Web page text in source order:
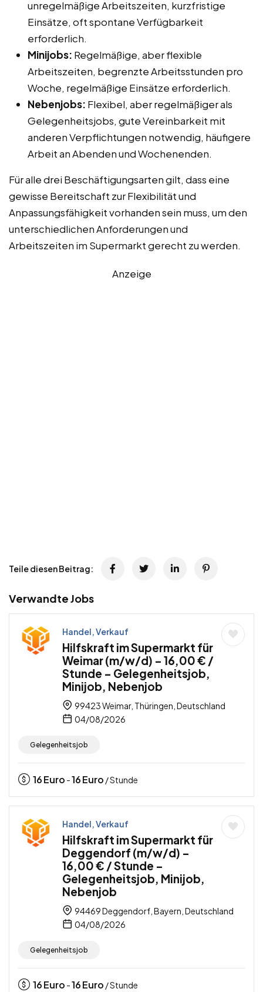
unregelmäßige Arbeitszeiten, kurzfristige
Einsätze, oft spontane Verfügbarkeit
erforderlich.
Minijobs: Regelmäßige, aber flexible
Arbeitszeiten, begrenzte Arbeitsstunden pro
Woche, regelmäßige Einsätze erforderlich.
Nebenjobs: Flexibel, aber regelmäßiger als
Gelegenheitsjobs, gute Vereinbarkeit mit
anderen Verpflichtungen notwendig, häufigere
Arbeit an Abenden und Wochenenden.
Für alle drei Beschäftigungsarten gilt, dass eine
gewisse Bereitschaft zur Flexibilität und
Anpassungsfähigkeit vorhanden sein muss, um den
unterschiedlichen Anforderungen und
Arbeitszeiten im Supermarkt gerecht zu werden.
Anzeige
Teile diesen Beitrag:
Verwandte Jobs
Handel, Verkauf
Hilfskraft im Supermarkt für
Weimar (m/w/d) – 16,00 € /
Stunde – Gelegenheitsjob,
Minijob, Nebenjob
99423 Weimar, Thüringen, Deutschland
04/08/2026
Gelegenheitsjob
16Euro -16Euro / Stunde
Handel, Verkauf
Hilfskraft im Supermarkt für
Deggendorf (m/w/d) –
16,00 € / Stunde –
Gelegenheitsjob, Minijob,
Nebenjob
94469 Deggendorf, Bayern, Deutschland
04/08/2026
Gelegenheitsjob
16Euro -16Euro / Stunde